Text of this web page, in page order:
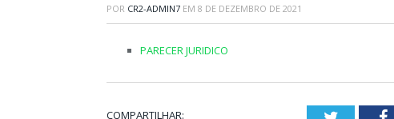
POR CR2-ADMIN7 EM 8 DE DEZEMBRO DE 2021
PARECER JURIDICO
COMPARTILHAR: